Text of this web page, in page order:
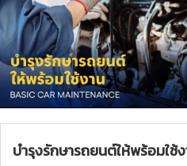
บำรุงรักษารถยนต์ให้พร้อมใช้